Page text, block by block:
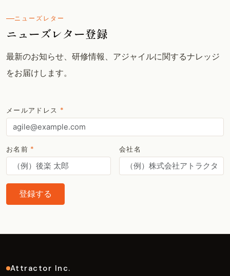
ニューズレター
ニューズレター登録
最新のお知らせ、研修情報、アジャイルに関するナレッジ
をお届けします。
メールアドレス *
お名前 * 会社名
登録する
Attractor Inc.